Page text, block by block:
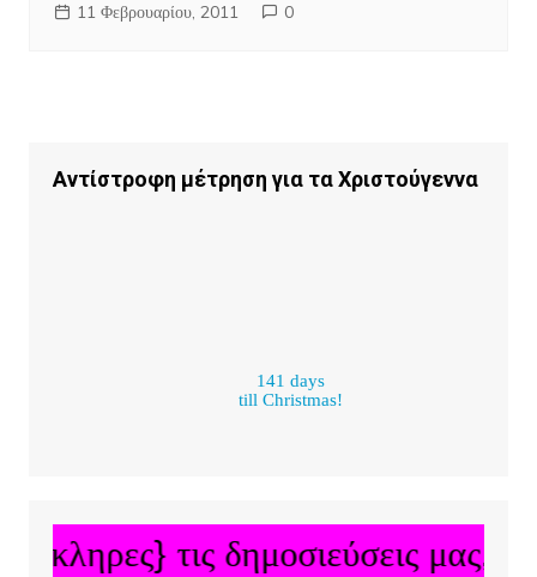
11 Φεβρουαρίου, 2011 0
Αντίστροφη μέτρηση για τα Χριστούγεννα
141 days
till Christmas!
τις δημοσιεύσεις μας,